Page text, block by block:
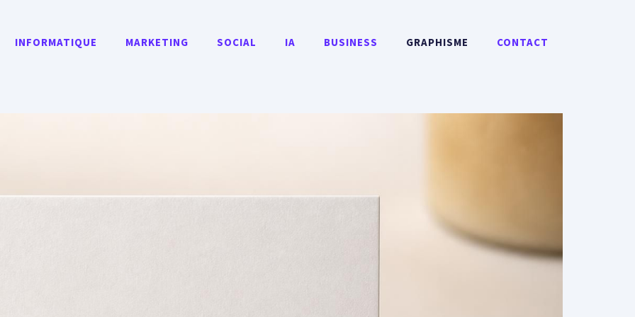
INFORMATIQUE MARKETING SOCIAL IA BUSINESS GRAPHISME CONTACT